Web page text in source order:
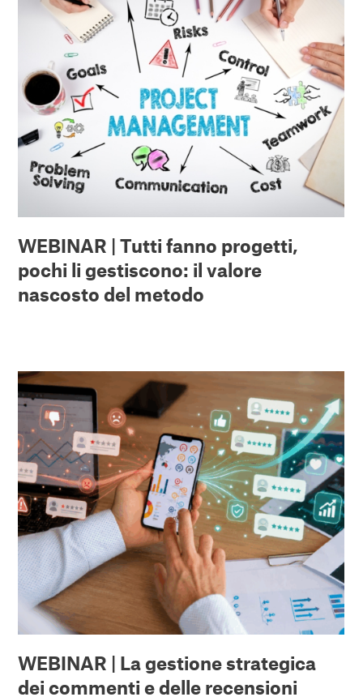
WEBINAR | Tutti fanno progetti,
pochi li gestiscono: il valore
nascosto del metodo
WEBINAR | La gestione strategica
dei commenti e delle recensioni